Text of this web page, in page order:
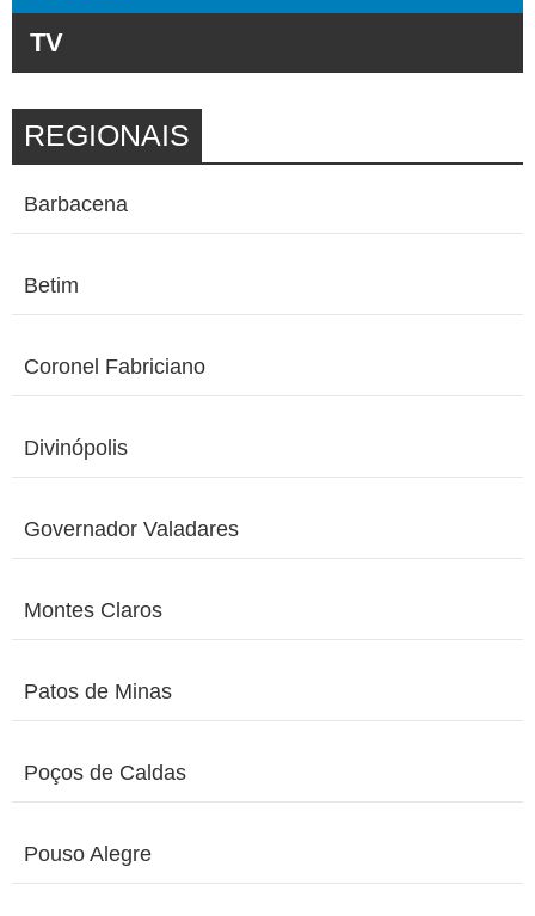
TV
REGIONAIS
Barbacena
Betim
Coronel Fabriciano
Divinópolis
Governador Valadares
Montes Claros
Patos de Minas
Poços de Caldas
Pouso Alegre